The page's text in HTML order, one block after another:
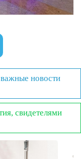
новости
свидетелями